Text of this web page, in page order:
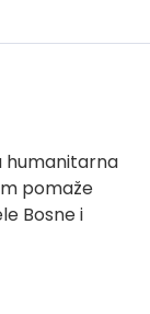
humanitarna
pomaže
Bosne i